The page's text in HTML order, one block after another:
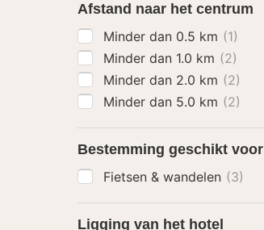
Afstand naar het centrum
Minder dan 0.5 km (1)
Minder dan 1.0 km (2)
Minder dan 2.0 km (2)
Minder dan 5.0 km (2)
Bestemming geschikt voor
Fietsen & wandelen (3)
Ligging van het hotel